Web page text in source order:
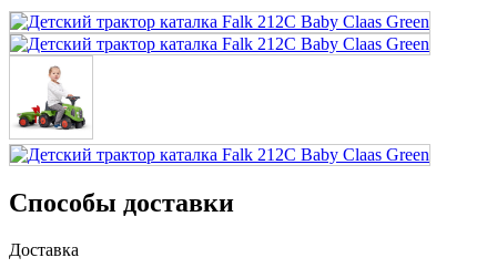
Способы доставки
Доставка